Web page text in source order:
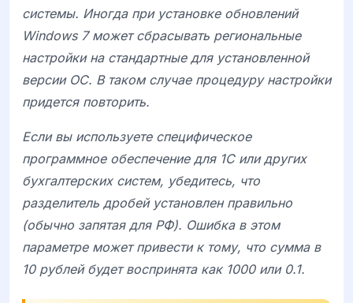
системы. Иногда при установке обновлений
Windows 7 может сбрасывать региональные
настройки на стандартные для установленной
версии ОС. В таком случае процедуру настройки
придется повторить.
Если вы используете специфическое
программное обеспечение для 1С или других
бухгалтерских систем, убедитесь, что
разделитель дробей установлен правильно
(обычно запятая для РФ). Ошибка в этом
параметре может привести к тому, что сумма в
10 рублей будет воспринята как 1000 или 0.1.